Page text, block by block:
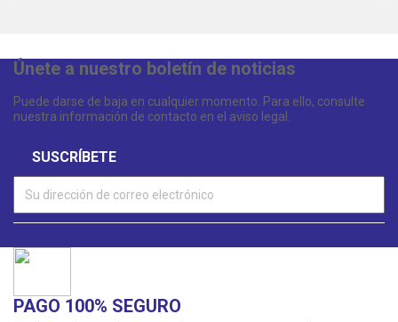
Únete a nuestro boletín de noticias
Puede darse de baja en cualquier momento. Para ello, consulte
nuestra información de contacto en el aviso legal.
PAGO 100% SEGURO